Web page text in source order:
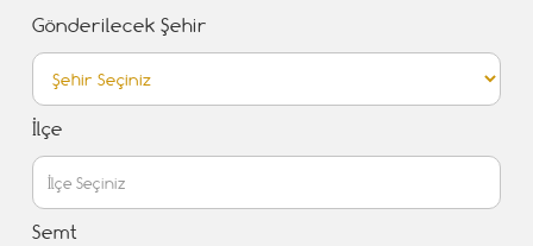
Gönderilecek Şehir
İlçe
Semt